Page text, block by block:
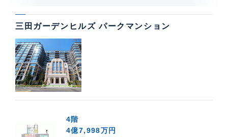
三田ガーデンヒルズ パークマンション
4階
4億7,998万円